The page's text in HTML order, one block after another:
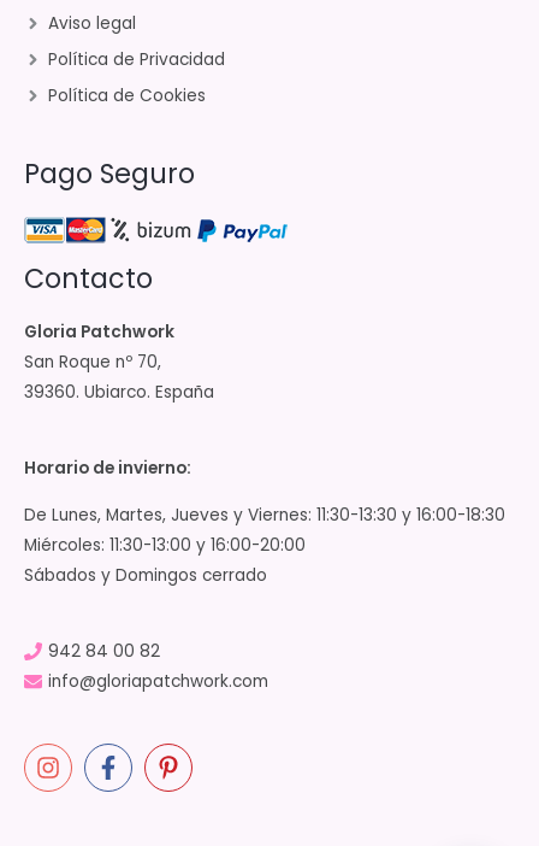
Aviso legal
Política de Privacidad
Política de Cookies
Pago Seguro
Contacto
Gloria Patchwork
San Roque nº 70,
39360. Ubiarco. España
Horario de invierno:
De Lunes, Martes, Jueves y Viernes: 11:30-13:30 y 16:00-18:30
Miércoles: 11:30-13:00 y 16:00-20:00
Sábados y Domingos cerrado
942 84 00 82
info@gloriapatchwork.com